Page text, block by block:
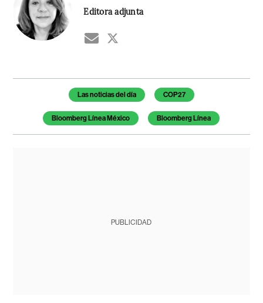
Editora adjunta
Temas de este artículo
Las noticias del día COP27
Bloomberg Línea México Bloomberg Línea
PUBLICIDAD